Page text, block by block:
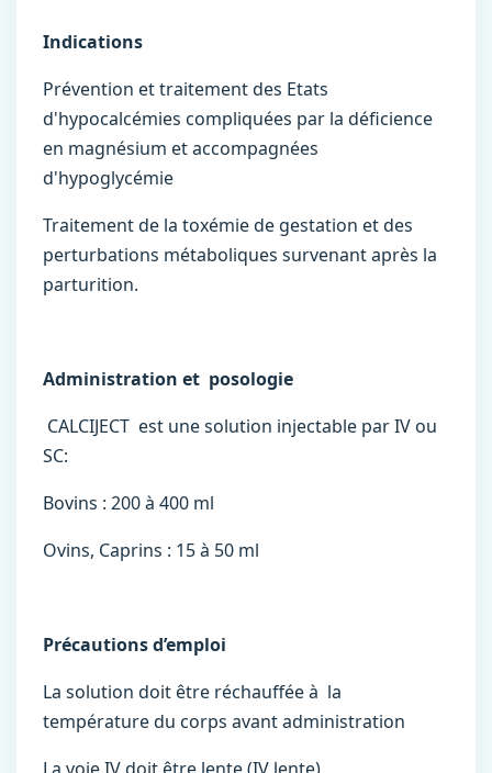
Indications
Prévention et traitement des Etats
d'hypocalcémies compliquées par la déficience
en magnésium et accompagnées
d'hypoglycémie
Traitement de la toxémie de gestation et des
perturbations métaboliques survenant après la
parturition.
Administration et posologie
CALCIJECT est une solution injectable par IV ou
SC:
Bovins : 200 à 400 ml
Ovins, Caprins : 15 à 50 ml
Précautions d’emploi
La solution doit être réchauffée à la
température du corps avant administration